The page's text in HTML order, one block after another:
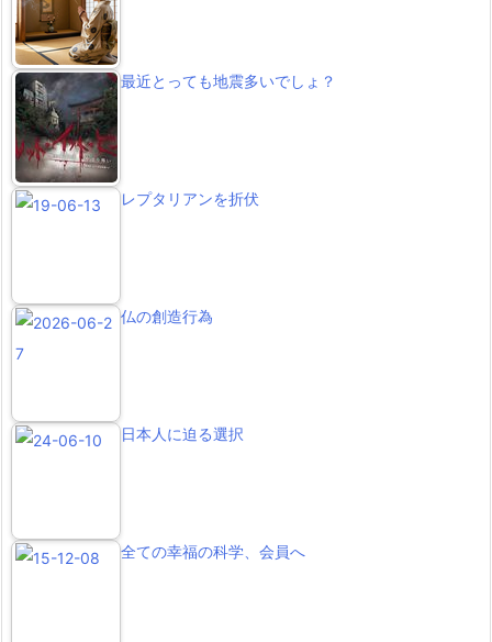
最近とっても地震多いでしょ？
レプタリアンを折伏
仏の創造行為
日本人に迫る選択
全ての幸福の科学、会員へ